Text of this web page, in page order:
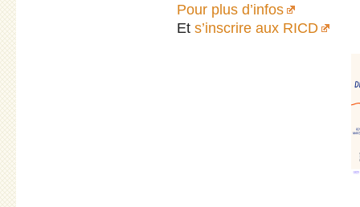
Pour plus d’infos
Et s’inscrire aux RICD